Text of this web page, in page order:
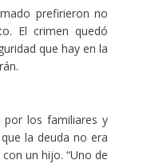
prefirieron no
El crimen quedó
que hay en la
por los familiares y
la deuda no era
un hijo. “Uno de